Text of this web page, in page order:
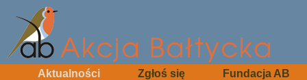
Aktualności Zgłoś się Fundacja AB